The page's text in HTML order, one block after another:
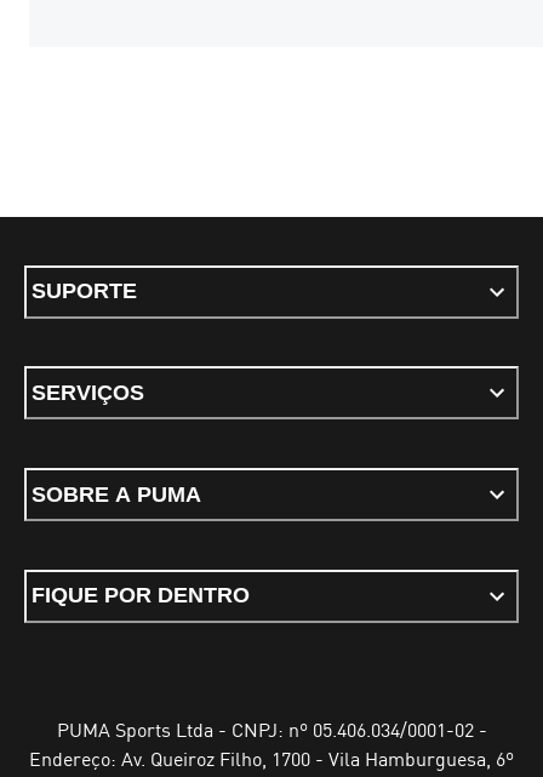
SUPORTE
SERVIÇOS
SOBRE A PUMA
FIQUE POR DENTRO
PUMA Sports Ltda - CNPJ: nº 05.406.034/0001-02 -
Endereço: Av. Queiroz Filho, 1700 - Vila Hamburguesa, 6º